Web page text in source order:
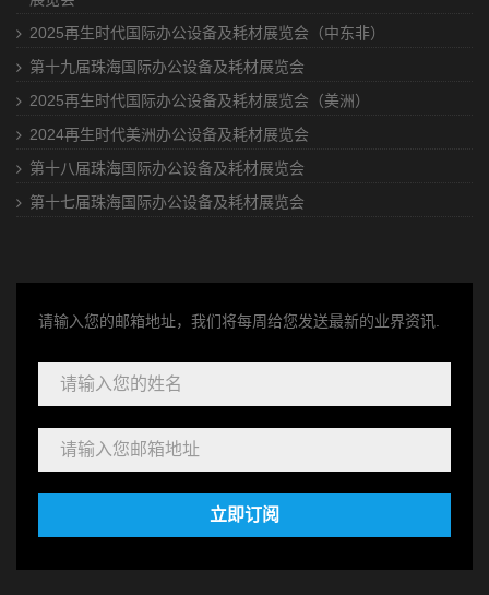
2025再生时代国际办公设备及耗材展览会（中东非）
第十九届珠海国际办公设备及耗材展览会
2025再生时代国际办公设备及耗材展览会（美洲）
2024再生时代美洲办公设备及耗材展览会
第十八届珠海国际办公设备及耗材展览会
第十七届珠海国际办公设备及耗材展览会
请输入您的邮箱地址，我们将每周给您发送最新的业界资讯.
立即订阅